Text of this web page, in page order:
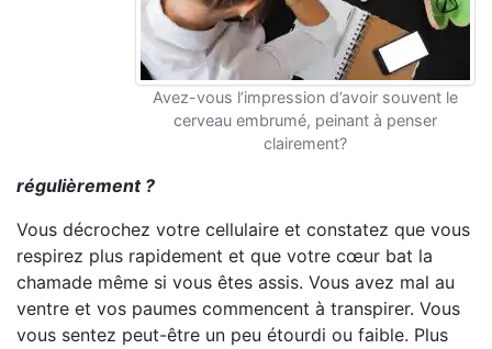
Avez-vous l’impression d’avoir souvent le
cerveau embrumé, peinant à penser
clairement?
régulièrement ?
Vous décrochez votre cellulaire et constatez que vous
respirez plus rapidement et que votre cœur bat la
chamade même si vous êtes assis. Vous avez mal au
ventre et vos paumes commencent à transpirer. Vous
vous sentez peut-être un peu étourdi ou faible. Plus